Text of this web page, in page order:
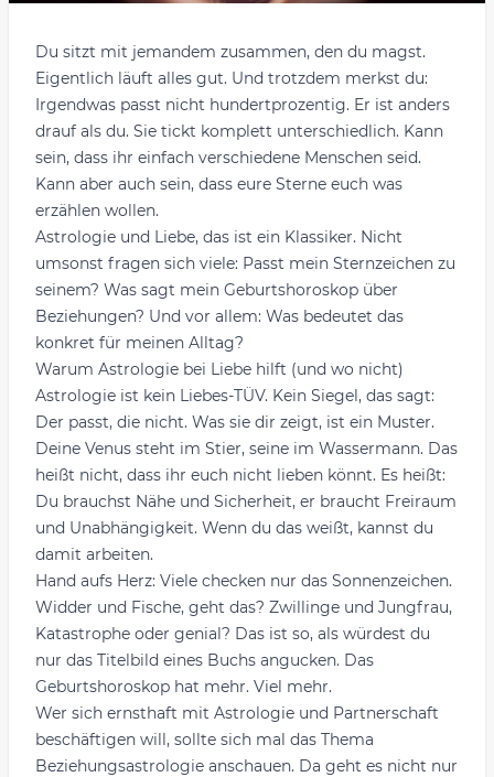
Du sitzt mit jemandem zusammen, den du magst.
Eigentlich läuft alles gut. Und trotzdem merkst du:
Irgendwas passt nicht hundertprozentig. Er ist anders
drauf als du. Sie tickt komplett unterschiedlich. Kann
sein, dass ihr einfach verschiedene Menschen seid.
Kann aber auch sein, dass eure Sterne euch was
erzählen wollen.
Astrologie und Liebe, das ist ein Klassiker. Nicht
umsonst fragen sich viele: Passt mein Sternzeichen zu
seinem? Was sagt mein Geburtshoroskop über
Beziehungen? Und vor allem: Was bedeutet das
konkret für meinen Alltag?
Warum Astrologie bei Liebe hilft (und wo nicht)
Astrologie ist kein Liebes-TÜV. Kein Siegel, das sagt:
Der passt, die nicht. Was sie dir zeigt, ist ein Muster.
Deine Venus steht im Stier, seine im Wassermann. Das
heißt nicht, dass ihr euch nicht lieben könnt. Es heißt:
Du brauchst Nähe und Sicherheit, er braucht Freiraum
und Unabhängigkeit. Wenn du das weißt, kannst du
damit arbeiten.
Hand aufs Herz: Viele checken nur das Sonnenzeichen.
Widder und Fische, geht das? Zwillinge und Jungfrau,
Katastrophe oder genial? Das ist so, als würdest du
nur das Titelbild eines Buchs angucken. Das
Geburtshoroskop hat mehr. Viel mehr.
Wer sich ernsthaft mit Astrologie und Partnerschaft
beschäftigen will, sollte sich mal das Thema
Beziehungsastrologie anschauen. Da geht es nicht nur